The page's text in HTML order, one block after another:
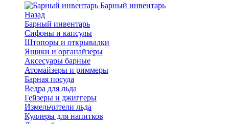
Барный инвентарь
Назад
Барный инвентарь
Сифоны и капсулы
Штопоры и открывалки
Ящики и органайзеры
Аксесуары барные
Атомайзеры и риммеры
Барная посуда
Ведра для льда
Гейзеры и джиггеры
Измельчители льда
Куллеры для напитков